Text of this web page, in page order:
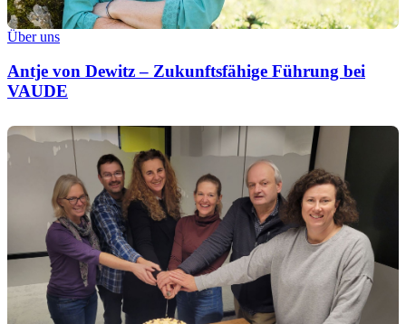
Über uns
Antje von Dewitz – Zukunftsfähige Führung bei
VAUDE